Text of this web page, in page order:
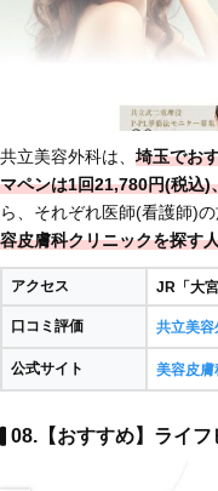
共立美容外科は、 埼玉でお
マペンは1回21,780円(税込
ら、それぞれ医師(看護師)
容皮膚科クリニックを探す
アクセス JR「大
口コミ評価 共立美容
公式サイト 美容皮膚
08.【おすすめ】ライ